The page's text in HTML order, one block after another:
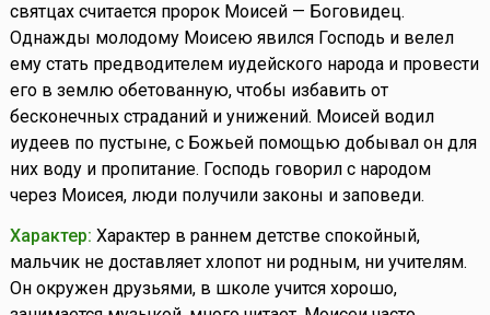
святцах считается пророк Моисей — Боговидец.
Однажды молодому Моисею явился Господь и велел
ему стать предводителем иудейского народа и провести
его в землю обетованную, чтобы избавить от
бесконечных страданий и унижений. Моисей водил
иудеев по пустыне, с Божьей помощью добывал он для
них воду и пропитание. Господь говорил с народом
через Моисея, люди получили законы и заповеди.
Характер: Характер в раннем детстве спокойный,
мальчик не доставляет хлопот ни родным, ни учителям.
Он окружен друзьями, в школе учится хорошо,